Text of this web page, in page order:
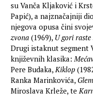
su Vanča Kljaković i
Papić), a najznačajniji dio
njegova opusa čini
zvona (1969), U gori
Drugi istaknut segment
književnih klasika:
Pere Budaka,Kiklop
Ranka Marinkovića,
Miroslava Krleže, te